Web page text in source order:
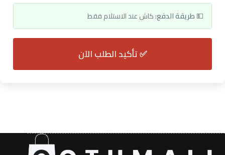
💵طريقة الدفع:كاش عند الاستلام فقط
✅ تأكيد الطلب الآن